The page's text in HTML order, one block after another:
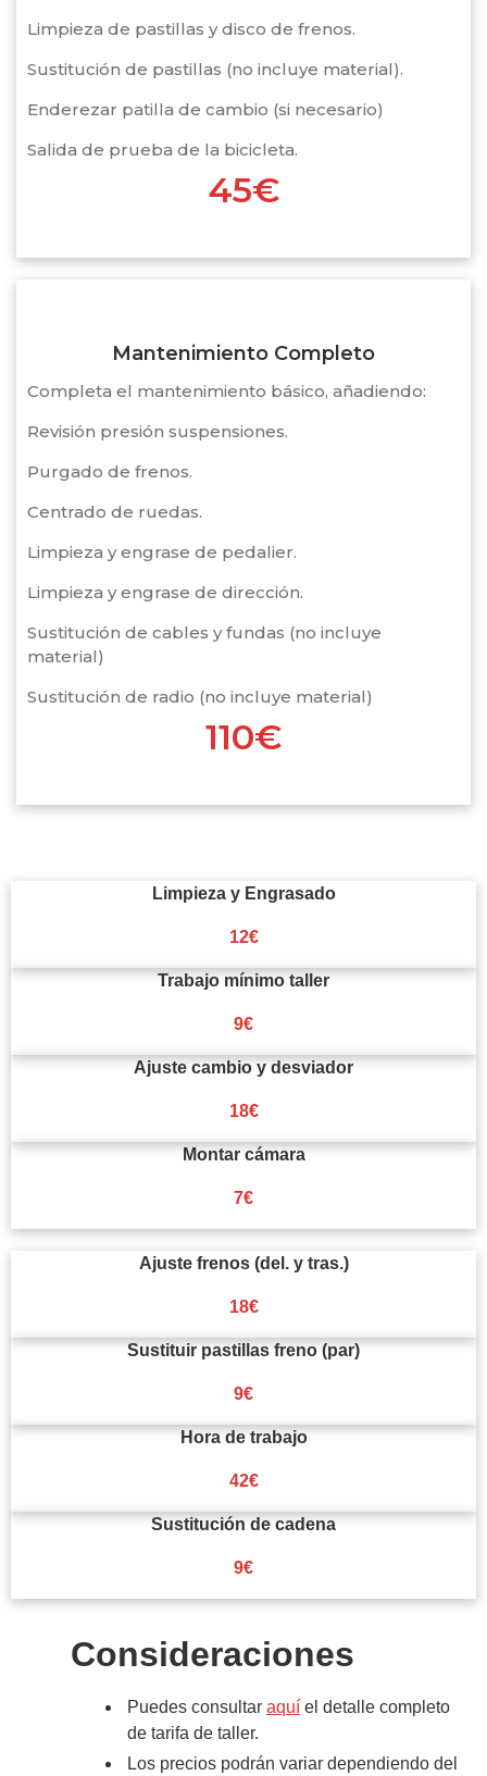
Limpieza de pastillas y disco de frenos.
Sustitución de pastillas (no incluye material).
Enderezar patilla de cambio (si necesario)
Salida de prueba de la bicicleta.
45€
Mantenimiento Completo
Completa el mantenimiento básico, añadiendo:
Revisión presión suspensiones.
Purgado de frenos.
Centrado de ruedas.
Limpieza y engrase de pedalier.
Limpieza y engrase de dirección.
Sustitución de cables y fundas (no incluye
material)
Sustitución de radio (no incluye material)
110€
Limpieza y Engrasado
12€
Trabajo mínimo taller
9€
Ajuste cambio y desviador
18€
Montar cámara
7€
Ajuste frenos (del. y tras.)
18€
Sustituir pastillas freno (par)
9€
Hora de trabajo
42€
Sustitución de cadena
9€
Consideraciones
Puedes consultar aquí el detalle completo
de tarifa de taller.
Los precios podrán variar dependiendo del